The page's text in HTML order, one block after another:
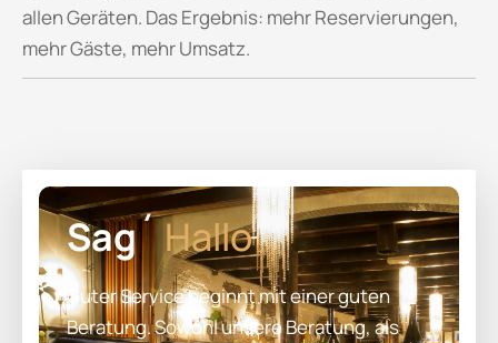
allen Geräten. Das Ergebnis: mehr Reservierungen,
mehr Gäste, mehr Umsatz.
Sag´Hallo
Guter Service beginnt mit einer guten
Beratung. Sowohl unsere Beratung, als